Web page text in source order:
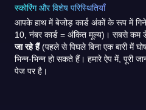
स्कोरिंग और विशेष परिस्थितियाँ
आपके हाथ में बेजोड़ कार्ड अंकों के रूप में
10, नंबर कार्ड = अंकित मूल्य)। सबसे कम
जा रहे हैं(पहले से पिघले बिना एक बारी में
भिन्न-भिन्न हो सकते हैं। हमारे ऐप में, पूरी
पेज पर है।